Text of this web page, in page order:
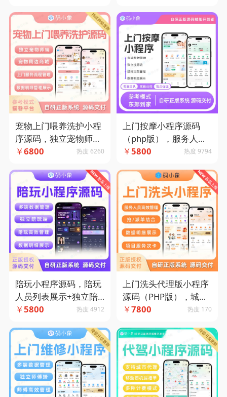
押配置接口-码小象源码
宠物上门喂养洗护小程
序源码，独立宠物师端
+线上宠物商城-码小象
￥6800 热度 6260
上门按摩小程序源码
（php版），服务人员
列表展示+按摩师就近
架打造-码小象源码
￥5800 热度 9794
陪玩小程序源码，陪玩
人员列表展示+独立陪
玩端管理+订单跟踪 主
￥5800 热度 4912
上门洗头代理版小程序
源码（PHP版），城市
代理版多端管理，兼容
￥7800 热度 170